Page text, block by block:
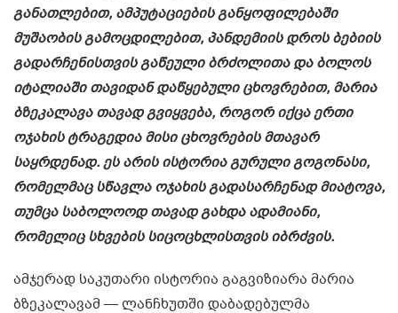
განათლებით, ამპუტაციების განყოფილებაში
მუშაობის გამოცდილებით, პანდემიის დროს ბებიის
გადარჩენისთვის გაწეული ბრძოლითა და ბოლოს
იტალიაში თავიდან დაწყებული ცხოვრებით, მარია
ბზეკალავა თავად გვიყვება, როგორ იქცა ერთი
ოჯახის ტრაგედია მისი ცხოვრების მთავარ
საყრდენად. ეს არის ისტორია გურული გოგონასი,
რომელმაც სწავლა ოჯახის გადასარჩენად მიატოვა,
თუმცა საბოლოოდ თავად გახდა ადამიანი,
რომელიც სხვების სიცოცხლისთვის იბრძვის.
ამჯერად საკუთარი ისტორია გაგვიზიარა მარია
ბზეკალავამ — ლანჩხუთში დაბადებულმა